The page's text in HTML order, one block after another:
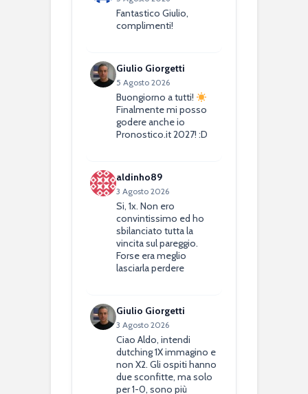
Fantastico Giulio,
complimenti!
Giulio Giorgetti
5 Agosto 2026
Buongiorno a tutti!
Finalmente mi posso
godere anche io
Pronostico.it 2027! :D
aldinho89
3 Agosto 2026
Si, 1x. Non ero
convintissimo ed ho
sbilanciato tutta la
vincita sul pareggio.
Forse era meglio
lasciarla perdere
Giulio Giorgetti
3 Agosto 2026
Ciao Aldo, intendi
dutching 1X immagino e
non X2. Gli ospiti hanno
due sconfitte, ma solo
per 1-0, sono più